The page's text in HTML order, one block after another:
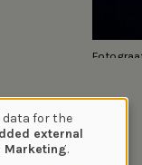
data for the
external
Marketing.